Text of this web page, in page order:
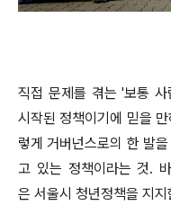
직접 문제를 겪는 '보통
시작된 정책이기에 믿을
렇게 거버넌스로의 한 발
고 있는 정책이라는 것.
은 서울시 청년정책을 지지